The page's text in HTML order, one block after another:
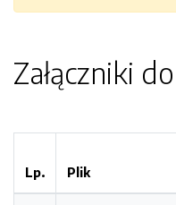
Załączniki
Lp. Plik